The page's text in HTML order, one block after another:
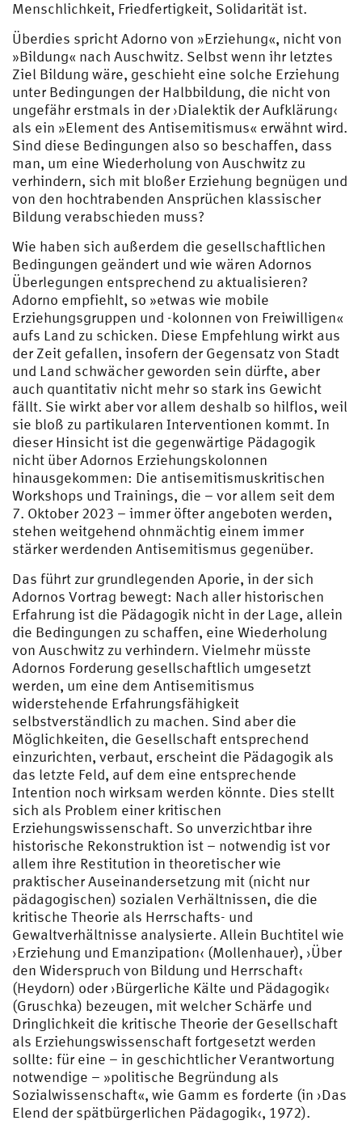
Menschlichkeit, Friedfertigkeit, Solidarität ist.
Überdies spricht Adorno von »Erziehung«, nicht von
»Bildung« nach Auschwitz. Selbst wenn ihr letztes
Ziel Bildung wäre, geschieht eine solche Erziehung
unter Bedingungen der Halbbildung, die nicht von
ungefähr erstmals in der ›Dialektik der Aufklärung‹
als ein »Element des Antisemitismus« erwähnt wird.
Sind diese Bedingungen also so beschaffen, dass
man, um eine Wiederholung von Auschwitz zu
verhindern, sich mit bloßer Erziehung begnügen und
von den hochtrabenden Ansprüchen klassischer
Bildung verabschieden muss?
Wie haben sich außerdem die gesellschaftlichen
Bedingungen geändert und wie wären Adornos
Überlegungen entsprechend zu aktualisieren?
Adorno empfiehlt, so »etwas wie mobile
Erziehungsgruppen und -kolonnen von Freiwilligen«
aufs Land zu schicken. Diese Empfehlung wirkt aus
der Zeit gefallen, insofern der Gegensatz von Stadt
und Land schwächer geworden sein dürfte, aber
auch quantitativ nicht mehr so stark ins Gewicht
fällt. Sie wirkt aber vor allem deshalb so hilflos, weil
sie bloß zu partikularen Interventionen kommt. In
dieser Hinsicht ist die gegenwärtige Pädagogik
nicht über Adornos Erziehungskolonnen
hinausgekommen: Die antisemitismuskritischen
Workshops und Trainings, die – vor allem seit dem
7. Oktober 2023 – immer öfter angeboten werden,
stehen weitgehend ohnmächtig einem immer
stärker werdenden Antisemitismus gegenüber.
Das führt zur grundlegenden Aporie, in der sich
Adornos Vortrag bewegt: Nach aller historischen
Erfahrung ist die Pädagogik nicht in der Lage, allein
die Bedingungen zu schaffen, eine Wiederholung
von Auschwitz zu verhindern. Vielmehr müsste
Adornos Forderung gesellschaftlich umgesetzt
werden, um eine dem Antisemitismus
widerstehende Erfahrungsfähigkeit
selbstverständlich zu machen. Sind aber die
Möglichkeiten, die Gesellschaft entsprechend
einzurichten, verbaut, erscheint die Pädagogik als
das letzte Feld, auf dem eine entsprechende
Intention noch wirksam werden könnte. Dies stellt
sich als Problem einer kritischen
Erziehungswissenschaft. So unverzichtbar ihre
historische Rekonstruktion ist – notwendig ist vor
allem ihre Restitution in theoretischer wie
praktischer Auseinandersetzung mit (nicht nur
pädagogischen) sozialen Verhältnissen, die die
kritische Theorie als Herrschafts- und
Gewaltverhältnisse analysierte. Allein Buchtitel wie
›Erziehung und Emanzipation‹ (Mollenhauer), ›Über
den Widerspruch von Bildung und Herrschaft‹
(Heydorn) oder ›Bürgerliche Kälte und Pädagogik‹
(Gruschka) bezeugen, mit welcher Schärfe und
Dringlichkeit die kritische Theorie der Gesellschaft
als Erziehungswissenschaft fortgesetzt werden
sollte: für eine – in geschichtlicher Verantwortung
notwendige – »politische Begründung als
Sozialwissenschaft«, wie Gamm es forderte (in ›Das
Elend der spätbürgerlichen Pädagogik‹, 1972).